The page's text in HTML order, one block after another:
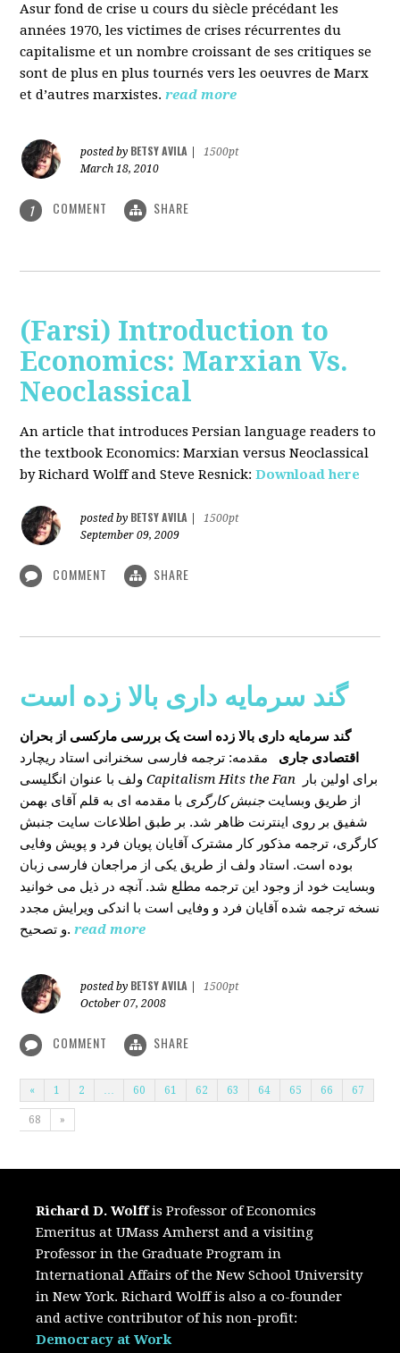
Asur fond de crise u cours du siècle précédant les
années 1970, les victimes de crises récurrentes du
capitalisme et un nombre croissant de ses critiques se
sont de plus en plus tournés vers les oeuvres de Marx
et d’autres marxistes. read more
posted by BETSY AVILA
1500pt
March 18, 2010
1 COMMENT SHARE
(Farsi) Introduction to
Economics: Marxian Vs.
Neoclassical
An article that introduces Persian language readers to
the textbook Economics: Marxian versus Neoclassical
by Richard Wolff and Steve Resnick:Download here
posted by BETSY AVILA
1500pt
September 09, 2009
COMMENT SHARE
گند سرمایه داری بالا زده است
گند سرمایه داری بالا زده است یک بررسی مارکسی از بحران
اقتصادی جاری
مقدمه: ترجمه فارسی سخنرانی استاد ریچارد
ولف با عنوان انگلیسیCapitalism Hits the Fan
از طریق وبسایتجنبش کارگری با مقدمه ای به قلم آقای بهمن
شفیق بر روی اینترنت ظاهر شد. بر طبق اطلاعات سایت جنبش
کارگری، ترجمه مذکور کار مشترک آقایان پویان فرد و پویش وفایی
بوده است. استاد ولف از طریق یکی از مراجعان فارسی زبان
وبسایت خود از وجود این ترجمه مطلع شد. آنچه در ذیل می خوانید
نسخه ترجمه شده آقایان فرد و وفایی است با اندکی ویرایش مجدد
و تصحیح. read more
posted by BETSY AVILA
1500pt
October 07, 2008
COMMENT SHARE
« 1 2 60 61 62 63 64 65 66 67
68 »
Richard D. Wolffis Professor of Economics
Emeritus at UMass Amherst and a visiting
Professor in the Graduate Program in
International Affairs of the New School University
in New York. Richard Wolff is also a co-founder
and active contributor of his non-profit:
Democracy at Work